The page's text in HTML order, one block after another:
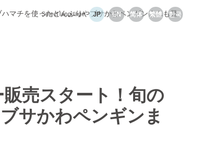
Select language JP EN 简体 繁體 한국
マチを使ったどんぶりやブサかわペンギンまんも登
売スタート！旬の
サかわペンギンま